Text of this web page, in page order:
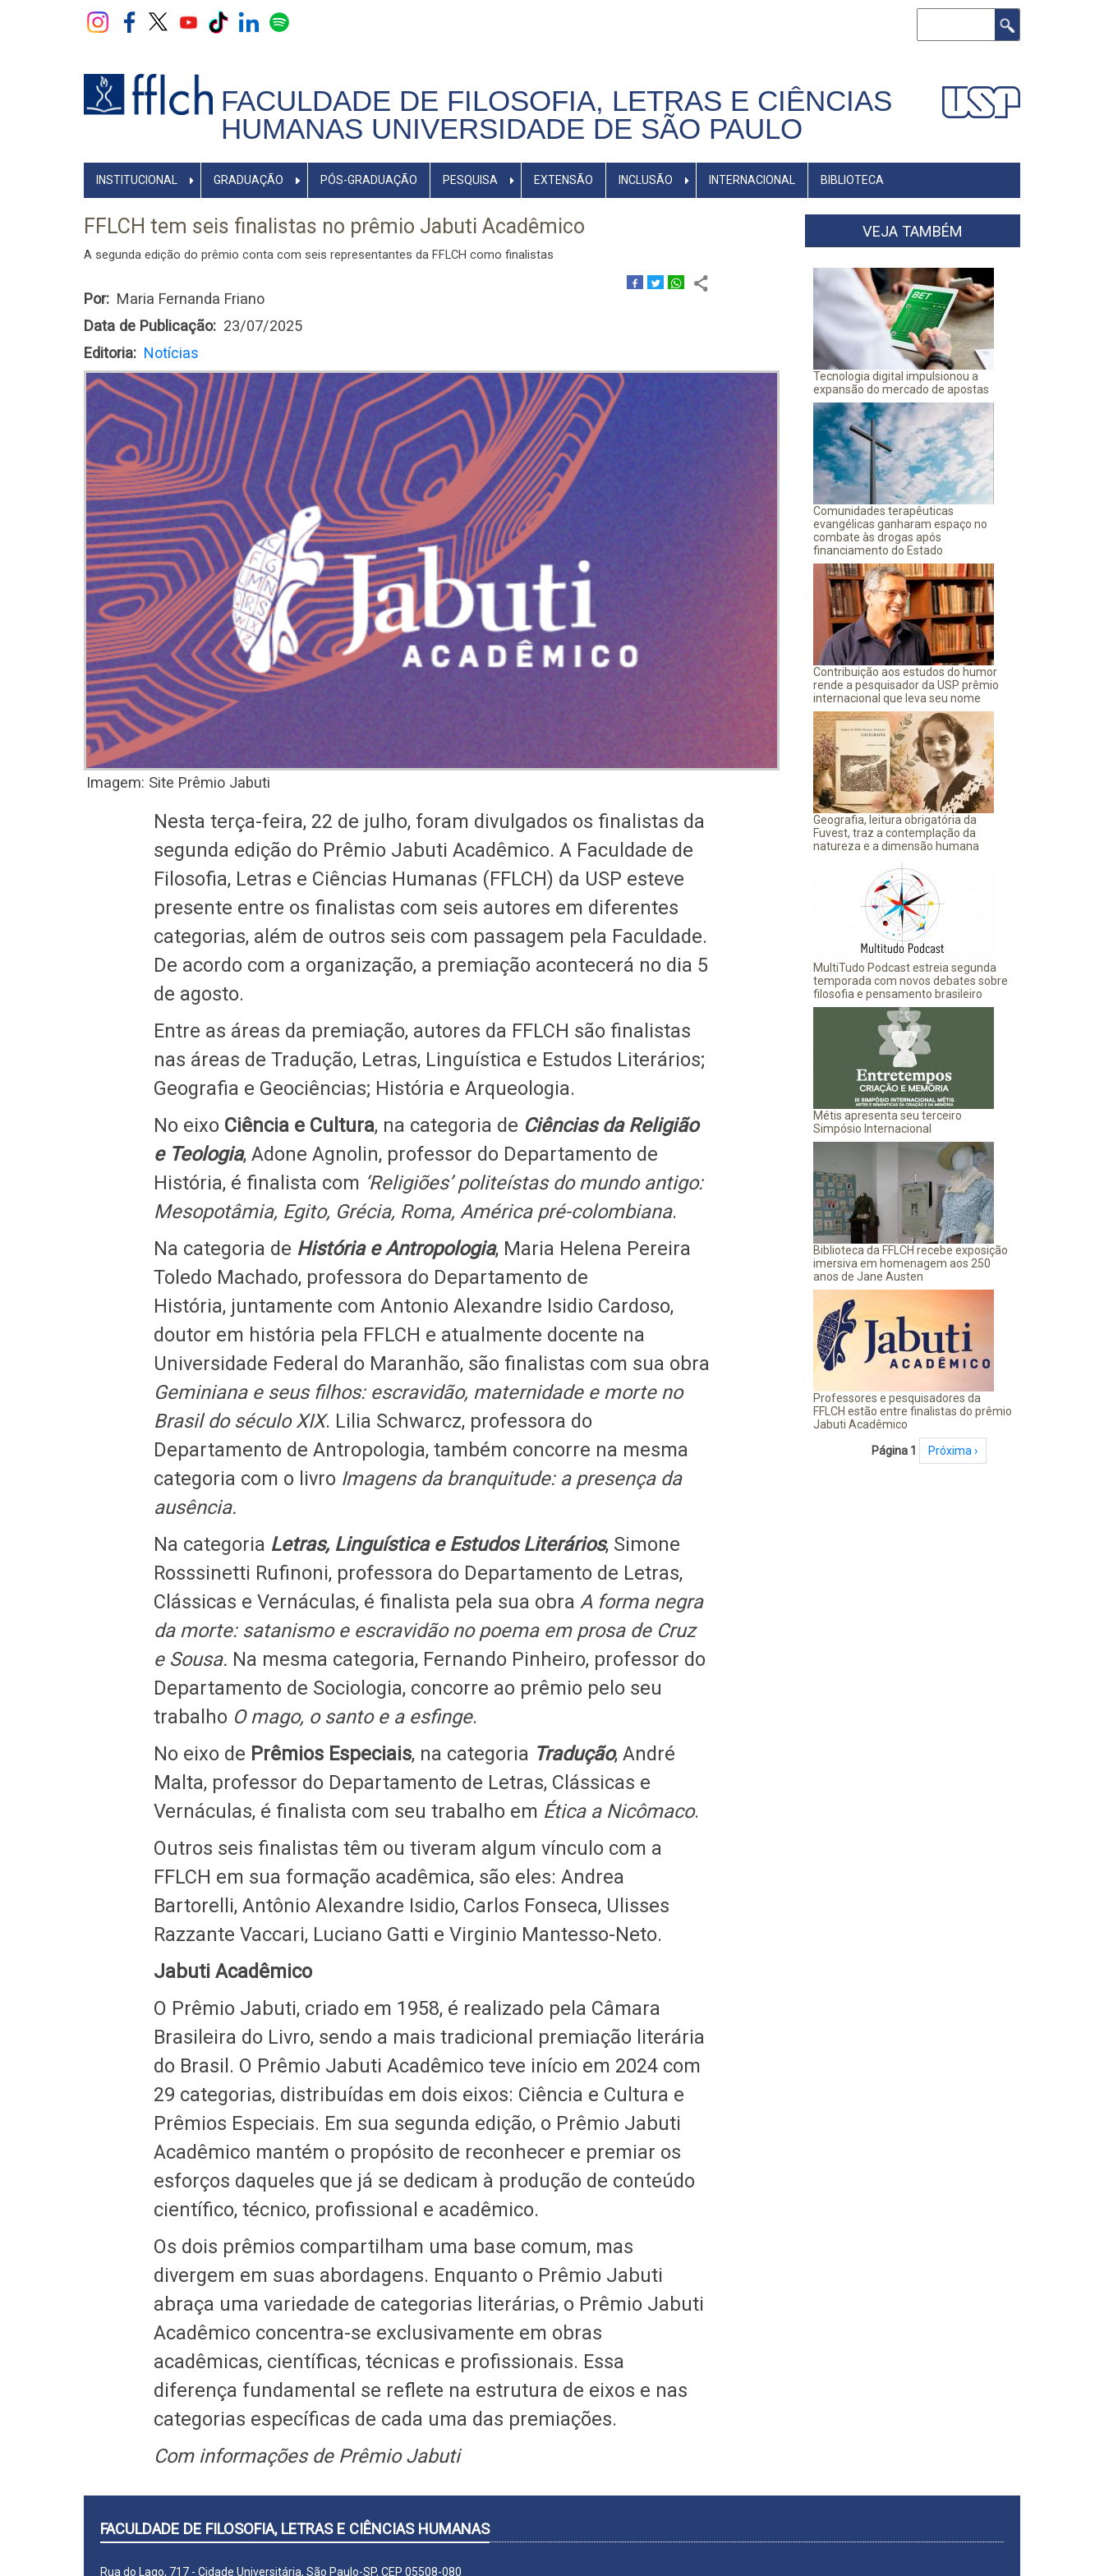
FACULDADE DE FILOSOFIA, LETRAS E CIÊNCIAS
HUMANAS UNIVERSIDADE DE SÃO PAULO
NAVEGADOR
PRINCIPAL
INSTITUCIONAL GRADUAÇÃO PÓS-GRADUAÇÃO PESQUISA EXTENSÃO INCLUSÃO INTERNACIONAL BIBLIOTECA
FFLCH tem seis finalistas no prêmio Jabuti Acadêmico
A segunda edição do prêmio conta com seis representantes da FFLCH como finalistas
Por
Maria Fernanda Friano
Data de Publicação
23/07/2025
Editoria
Notícias
Imagem: Site Prêmio Jabuti
Nesta terça-feira, 22 de julho, foram divulgados os finalistas da
segunda edição do Prêmio Jabuti Acadêmico. A Faculdade de
Filosofia, Letras e Ciências Humanas (FFLCH) da USP esteve
presente entre os finalistas com seis autores em diferentes
categorias, além de outros seis com passagem pela Faculdade.
De acordo com a organização, a premiação acontecerá no dia 5
de agosto.
Entre as áreas da premiação, autores da FFLCH são finalistas
nas áreas de Tradução, Letras, Linguística e Estudos Literários;
Geografia e Geociências; História e Arqueologia.
No eixo Ciência e Cultura, na categoria de Ciências da Religião
e Teologia, Adone Agnolin, professor do Departamento de
História, é finalista com ‘Religiões’ politeístas do mundo antigo:
Mesopotâmia, Egito, Grécia, Roma, América pré-colombiana.
Na categoria de História e Antropologia, Maria Helena Pereira
Toledo Machado, professora do Departamento de
História, juntamente com Antonio Alexandre Isidio Cardoso,
doutor em história pela FFLCH e atualmente docente na
Universidade Federal do Maranhão, são finalistas com sua obra
Geminiana e seus filhos: escravidão, maternidade e morte no
Brasil do século XIX. Lilia Schwarcz, professora do
Departamento de Antropologia, também concorre na mesma
categoria com o livro Imagens da branquitude: a presença da
ausência.
Na categoria Letras, Linguística e Estudos Literários, Simone
Rosssinetti Rufinoni, professora do Departamento de Letras,
Clássicas e Vernáculas, é finalista pela sua obra A forma negra
da morte: satanismo e escravidão no poema em prosa de Cruz
e Sousa. Na mesma categoria, Fernando Pinheiro, professor do
Departamento de Sociologia, concorre ao prêmio pelo seu
trabalho O mago, o santo e a esfinge.
No eixo de Prêmios Especiais, na categoria Tradução, André
Malta, professor do Departamento de Letras, Clássicas e
Vernáculas, é finalista com seu trabalho em Ética a Nicômaco.
Outros seis finalistas têm ou tiveram algum vínculo com a
FFLCH em sua formação acadêmica, são eles: Andrea
Bartorelli, Antônio Alexandre Isidio, Carlos Fonseca, Ulisses
Razzante Vaccari, Luciano Gatti e Virginio Mantesso-Neto.
Jabuti Acadêmico
O Prêmio Jabuti, criado em 1958, é realizado pela Câmara
Brasileira do Livro, sendo a mais tradicional premiação literária
do Brasil. O Prêmio Jabuti Acadêmico teve início em 2024 com
29 categorias, distribuídas em dois eixos: Ciência e Cultura e
Prêmios Especiais. Em sua segunda edição, o Prêmio Jabuti
Acadêmico mantém o propósito de reconhecer e premiar os
esforços daqueles que já se dedicam à produção de conteúdo
científico, técnico, profissional e acadêmico.
Os dois prêmios compartilham uma base comum, mas
divergem em suas abordagens. Enquanto o Prêmio Jabuti
abraça uma variedade de categorias literárias, o Prêmio Jabuti
Acadêmico concentra-se exclusivamente em obras
acadêmicas, científicas, técnicas e profissionais. Essa
diferença fundamental se reflete na estrutura de eixos e nas
categorias específicas de cada uma das premiações.
Com informações de Prêmio Jabuti
VEJA TAMBÉM
Tecnologia digital impulsionou a
expansão do mercado de apostas
Comunidades terapêuticas
evangélicas ganharam espaço no
combate às drogas após
financiamento do Estado
Contribuição aos estudos do humor
rende a pesquisador da USP prêmio
internacional que leva seu nome
Geografia, leitura obrigatória da
Fuvest, traz a contemplação da
natureza e a dimensão humana
MultiTudo Podcast estreia segunda
temporada com novos debates sobre
filosofia e pensamento brasileiro
Métis apresenta seu terceiro
Simpósio Internacional
Biblioteca da FFLCH recebe exposição
imersiva em homenagem aos 250
anos de Jane Austen
Professores e pesquisadores da
FFLCH estão entre finalistas do prêmio
Jabuti Acadêmico
PaginaçãoPágina 1 Próxima página
Próxima ›
FACULDADE DE FILOSOFIA, LETRAS E CIÊNCIAS HUMANAS
Rua do Lago, 717 - Cidade Universitária, São Paulo-SP, CEP 05508-080